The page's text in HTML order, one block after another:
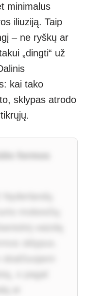
minimalus
iliuziją. Taip
– ne ryškų ar
„dingti“ už
kai tako
sklypas atrodo
formos